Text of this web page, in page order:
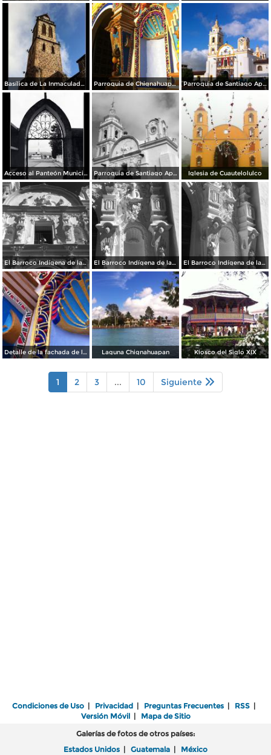
Basílica de La Inmaculada Concepción. Parroquia de Chignahuapan. Parroquia de Santiago Apóstol
Acceso al Panteón Municipal Parroquia de Santiago Apóstol. Zócalo de la ciudad. Iglesia de Cuautelolulco
El Barroco Indígena de la Parroquia El Barroco Indígena de la Parroquia de Chignahuapan. El Barroco Indígena de la Parrroquia de Chignahuapan.
Detalle de la fachada de la Parroquia de Chignahuapan Laguna Chignahuapan Kiosco del Siglo XIX
1 2 3 ... 10 Siguiente
Condiciones de Uso | Privacidad | Preguntas Frecuentes | RSS |
Versión Móvil| Mapa de Sitio
Galerías de fotos de otros países:
Estados Unidos | Guatemala | México